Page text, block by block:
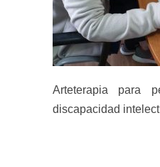
Arteterapia para
discapacidad